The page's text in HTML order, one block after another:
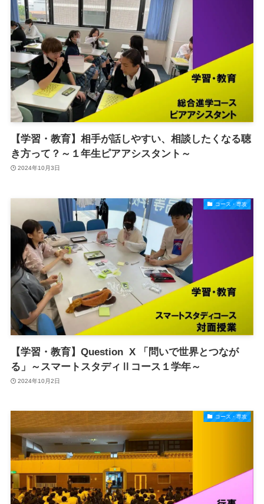
【学習・教育】相手が話しやすい、相談したくなる聴
き方って？～１年生ピアアシスタント～
2024年10月3日
コース・専攻
【学習・教育】Question X 「問いで世界とつなが
る」～スマートスタディⅡコース１学年～
2024年10月2日
コース・専攻